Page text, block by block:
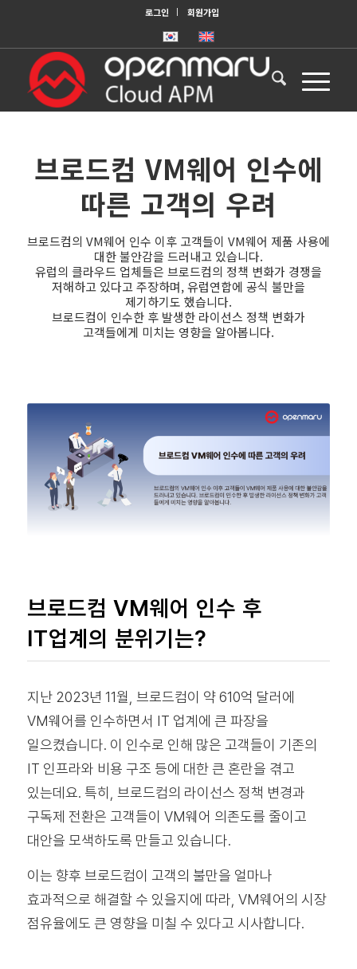
로그인 회원가입
브로드컴 VM웨어 인수에
따른 고객의 우려
브로드컴의 VM웨어 인수 이후 고객들이 VM웨어 제품 사용에
대한 불안감을 드러내고 있습니다.
유럽의 클라우드 업체들은 브로드컴의 정책 변화가 경쟁을
저해하고 있다고 주장하며, 유럽연합에 공식 불만을
제기하기도 했습니다.
브로드컴이 인수한 후 발생한 라이선스 정책 변화가
고객들에게 미치는 영향을 알아봅니다.
브로드컴 VM웨어 인수 후
IT업계의 분위기는?
지난 2023년 11월, 브로드컴이 약 610억 달러에
VM웨어를 인수하면서 IT 업계에 큰 파장을
일으켰습니다. 이 인수로 인해 많은 고객들이 기존의
IT 인프라와 비용 구조 등에 대한 큰 혼란을 겪고
있는데요. 특히, 브로드컴의 라이선스 정책 변경과
구독제 전환은 고객들이 VM웨어 의존도를 줄이고
대안을 모색하도록 만들고 있습니다.
이는 향후 브로드컴이 고객의 불만을 얼마나
효과적으로 해결할 수 있을지에 따라, VM웨어의 시장
점유율에도 큰 영향을 미칠 수 있다고 시사합니다.